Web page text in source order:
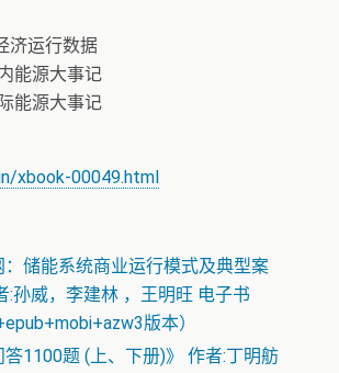
济运行数据
能源大事记
能源大事记
xbook-00049.html
：储能系统商业运行模式及典型案
:孙威，李建林 ，王明旺 电子书
版本）
答1100题 (上、下册)》 作者:丁明舫